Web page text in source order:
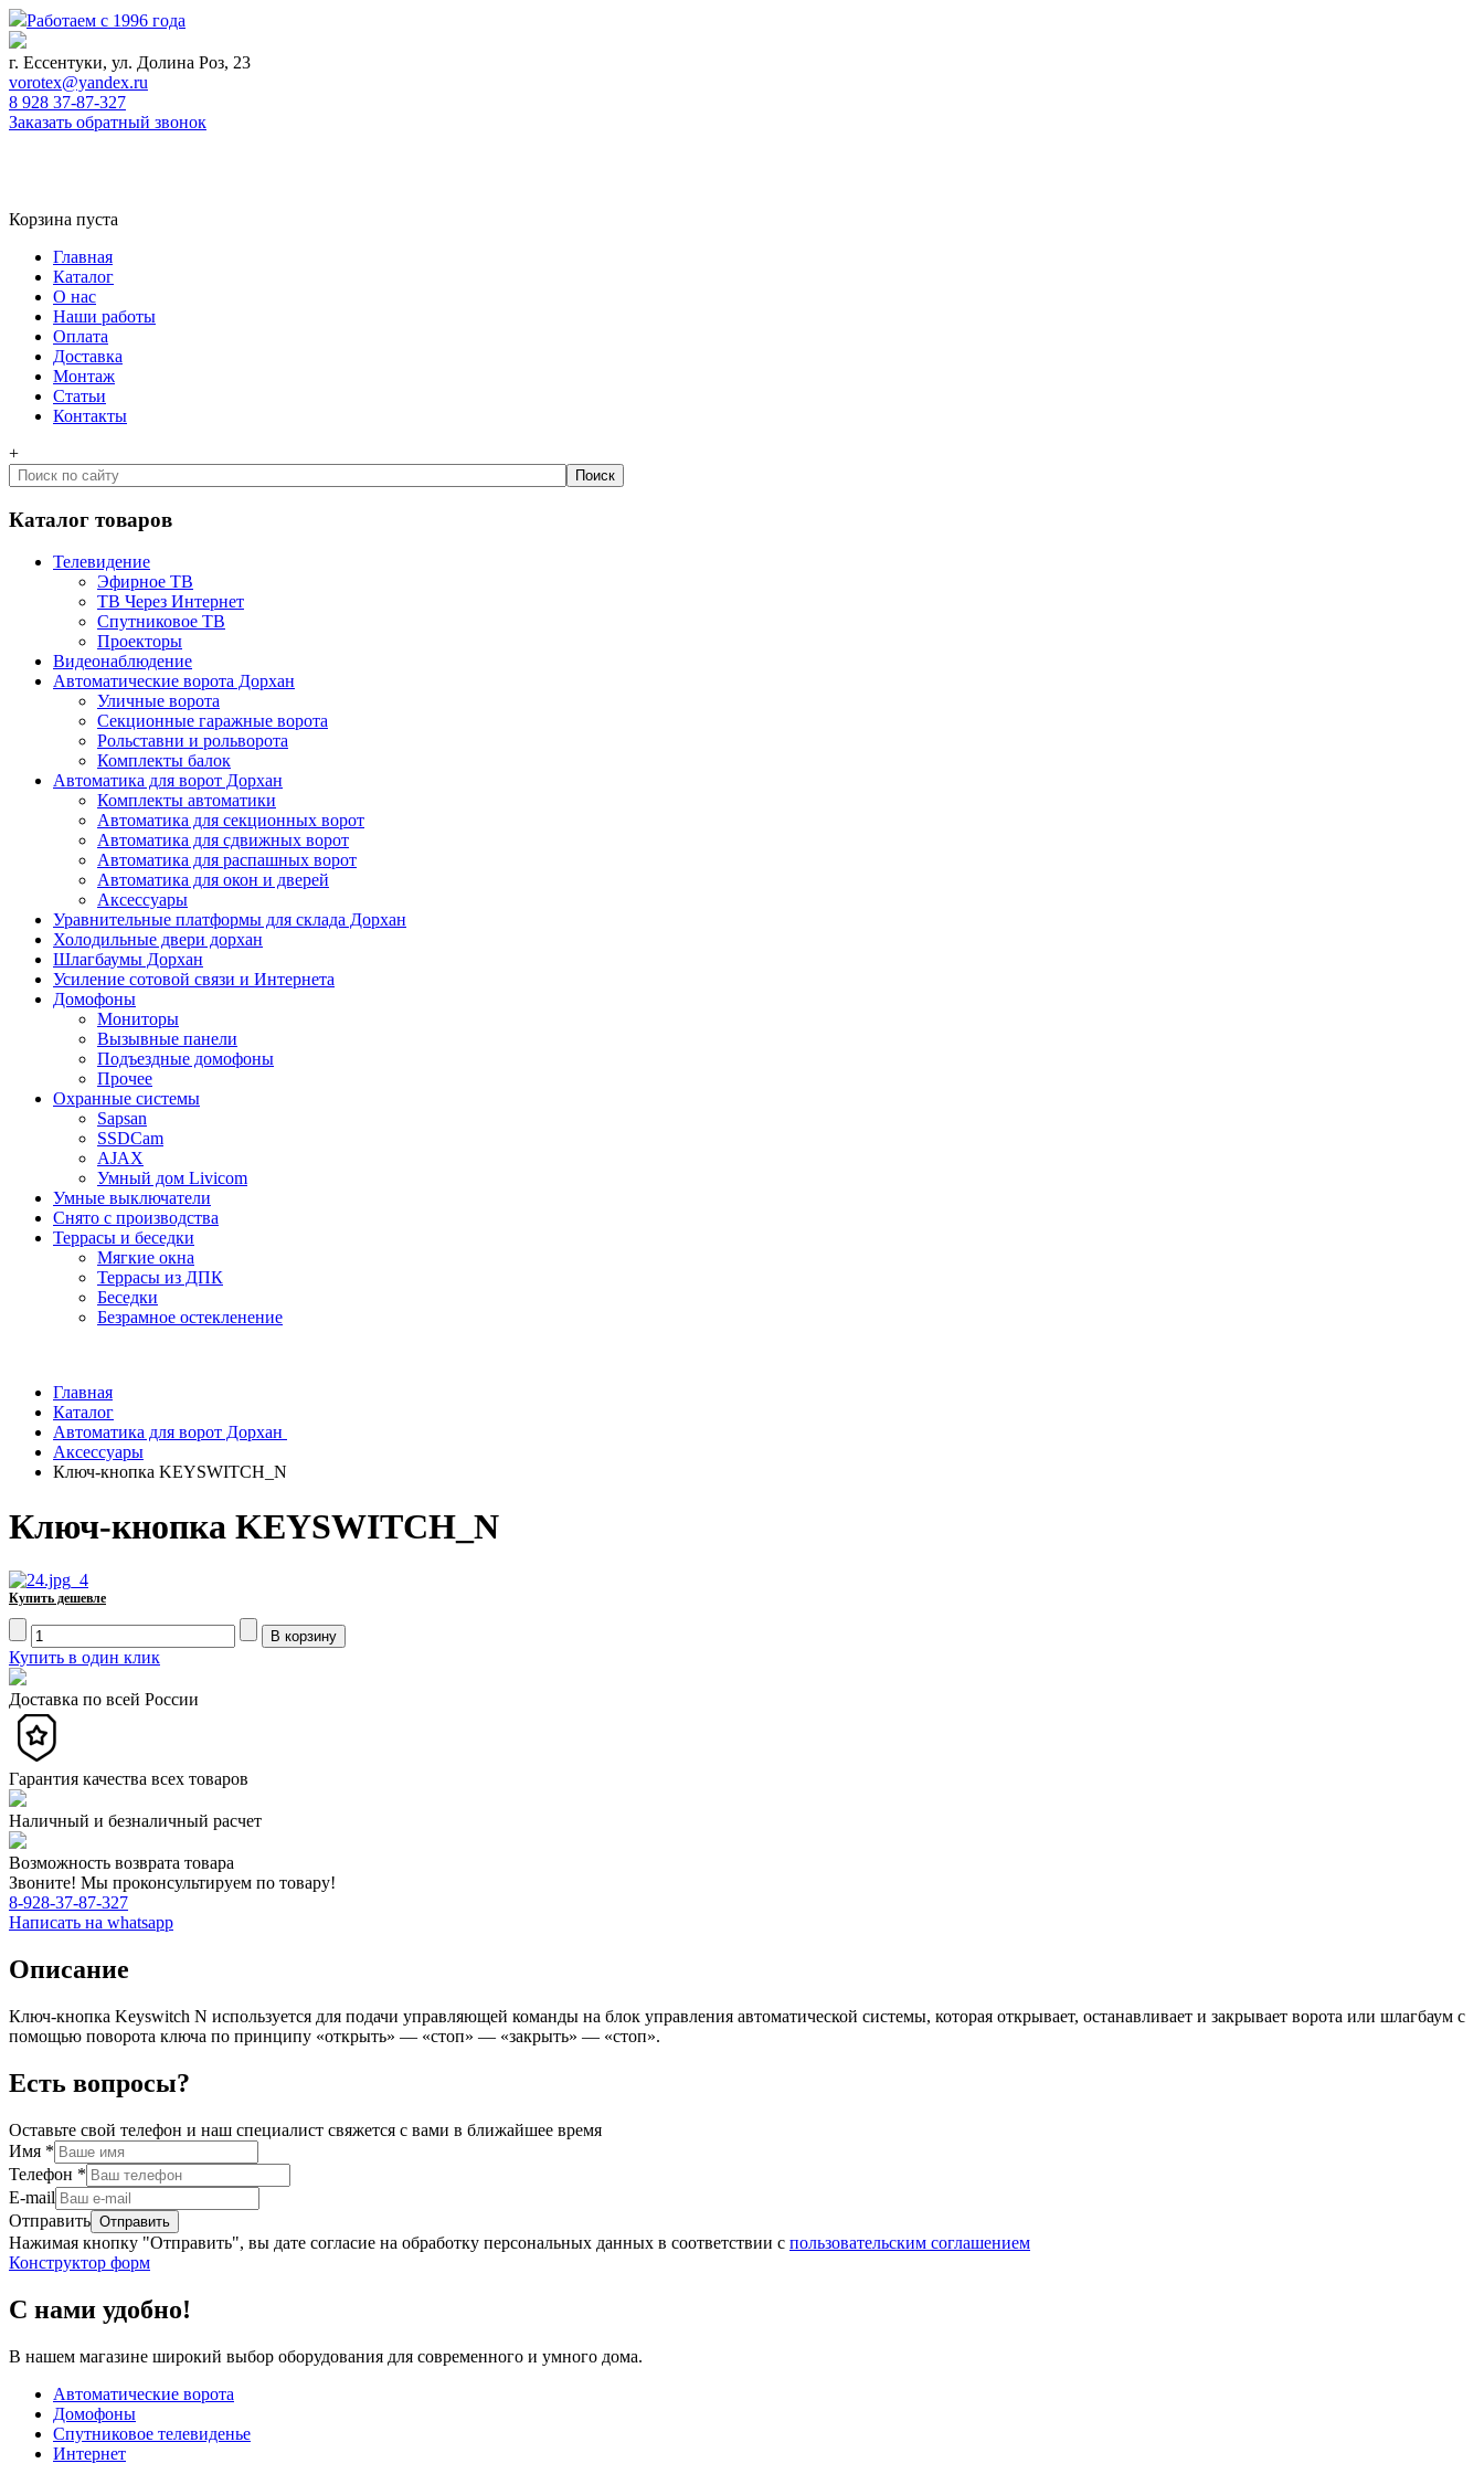
Работаем с 1996 года
г. Ессентуки, ул. Долина Роз, 23
vorotex@yandex.ru
8 928 37-87-327
Заказать обратный звонок
Корзина пуста
Главная
Каталог
О нас
Наши работы
Оплата
Доставка
Монтаж
Статьи
Контакты
+
Каталог товаров
Телевидение
Эфирное ТВ
ТВ Через Интернет
Спутниковое ТВ
Проекторы
Видеонаблюдение
Автоматические ворота Дорхан
Уличные ворота
Секционные гаражные ворота
Рольставни и рольворота
Комплекты балок
Автоматика для ворот Дорхан
Комплекты автоматики
Автоматика для секционных ворот
Автоматика для сдвижных ворот
Автоматика для распашных ворот
Автоматика для окон и дверей
Аксессуары
Уравнительные платформы для склада Дорхан
Холодильные двери дорхан
Шлагбаумы Дорхан
Усиление сотовой связи и Интернета
Домофоны
Мониторы
Вызывные панели
Подъездные домофоны
Прочее
Охранные системы
Sapsan
SSDCam
AJAX
Умный дом Livicom
Умные выключатели
Снято с производства
Террасы и беседки
Мягкие окна
Террасы из ДПК
Беседки
Безрамное остекленение
Главная
Каталог
Автоматика для ворот Дорхан
Аксессуары
Ключ-кнопка KEYSWITCH_N
Ключ-кнопка KEYSWITCH_N
Купить дешевле
Купить в один клик
Доставка по всей России
Гарантия качества всех товаров
Наличный и безналичный расчет
Возможность возврата товара
Звоните! Мы проконсультируем по товару!
8-928-37-87-327
Написать на whatsapp
Описание
Ключ-кнопка Keyswitch N используется для подачи управляющей команды на блок управления автоматической системы, которая открывает, останавливает и закрывает ворота или шлагбаум с
помощью поворота ключа по принципу «открыть» — «стоп» — «закрыть» — «стоп».
Есть вопросы?
Оставьте свой телефон и наш специалист свяжется с вами в ближайшее время
Имя *
Телефон *
E-mail
Отправить
Нажимая кнопку "Отправить", вы дате согласие на обработку персональных данных в соответствии с пользовательским соглашением
Конструктор форм
С нами удобно!
В нашем магазине широкий выбор оборудования для современного и умного дома.
Автоматические ворота
Домофоны
Спутниковое телевиденье
Интернет